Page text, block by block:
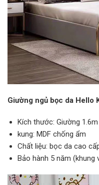
Giường ngủ bọc da Hello
Kích thước: Giường
kung: MDF chống ẩm
Chất liệu: bọc da cao
Bảo hành 5 năm (khung